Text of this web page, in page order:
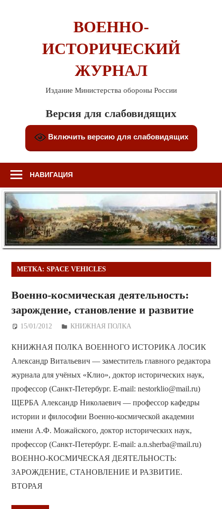
ВОЕННО-
ИСТОРИЧЕСКИЙ
ЖУРНАЛ
Издание Министерства обороны России
Версия для слабовидящих
Включить версию для слабовидящих
НАВИГАЦИЯ
МЕТКА: SPACE VEHICLES
Военно-космическая деятельность:
зарождение, становление и развитие
15/01/2012 Дежурный по Редакции
КНИЖНАЯ ПОЛКА
КНИЖНАЯ ПОЛКА ВОЕННОГО ИСТОРИКА ЛОСИК
Александр Витальевич — заместитель главного редактора
журнала для учёных «Клио», доктор исторических наук,
профессор (Санкт-Петербург. E-mail: nestorklio@mail.ru)
ЩЕРБА Александр Николаевич — профессор кафедры
истории и философии Военно-космической академии
имени А.Ф. Можайского, доктор исторических наук,
профессор (Санкт-Петербург. E-mail: a.n.sherba@mail.ru)
ВОЕННО-КОСМИЧЕСКАЯ ДЕЯТЕЛЬНОСТЬ:
ЗАРОЖДЕНИЕ, СТАНОВЛЕНИЕ И РАЗВИТИЕ.
ВТОРАЯ